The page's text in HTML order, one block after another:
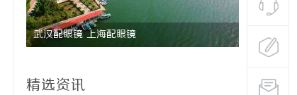
武汉配眼镜 上海配眼镜 深度解析
与优势
精选资讯